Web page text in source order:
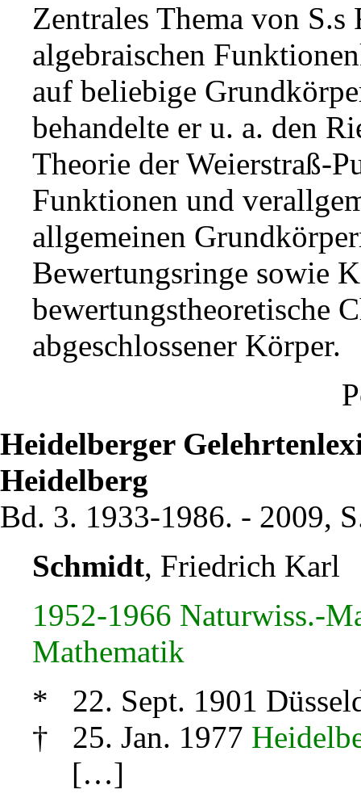
Zentrales Thema von
algebraischen
auf beliebige
behandelte er u. a. den
Theorie der Weierstraß-
Funktionen und
allgemeinen
Bewertungsringe sowie
bewertungstheoretische
abgeschlossener Körper.
Heidelberger
Heidelberg
Bd. 3. 1933-1986. - 2009,
Schmidt, Friedrich Karl
1952-1966 Naturwiss.-
Mathematik
* 22. Sept. 1901
† 25. Jan. 1977
[…]